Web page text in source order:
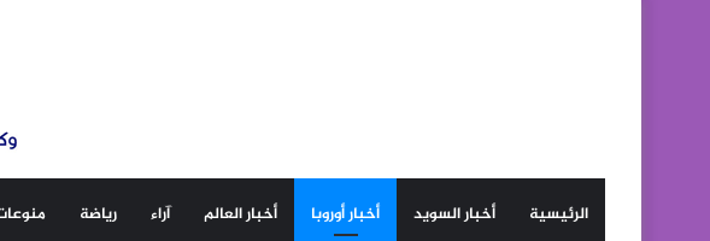
الرئيسية أخبار السويد أخبار أوروبا أخبار العالم آراء رياضة